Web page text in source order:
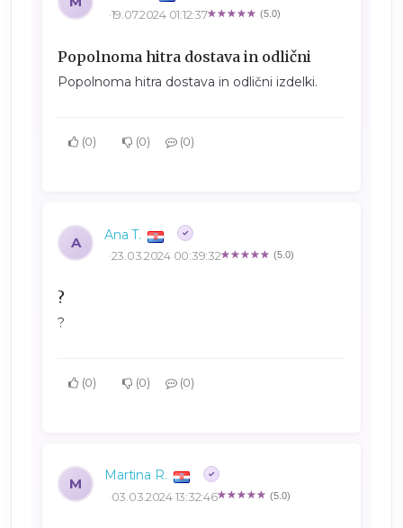
(5.0)
19.07.2024 01:12:37
Popolnoma hitra dostava in odlični
Popolnoma hitra dostava in odlični izdelki.
0 0 0
A Ana T.
(5.0)
23.03.2024 00:39:32
?
?
0 0 0
M Martina R.
(5.0)
03.03.2024 13:32:46